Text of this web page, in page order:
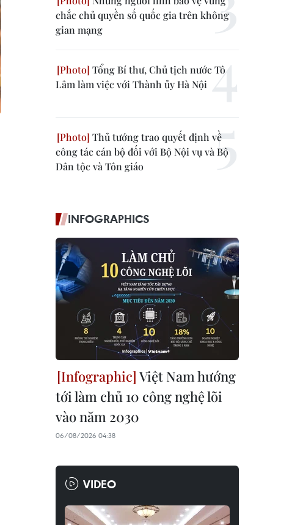
chắc chủ quyền số quốc gia trên không
gian mạng
Tổng Bí thư, Chủ tịch nước Tô
Lâm làm việc với Thành ủy Hà Nội
Thủ tướng trao quyết định về
công tác cán bộ đối với Bộ Nội vụ và Bộ
Dân tộc và Tôn giáo
INFOGRAPHICS
Việt Nam hướng
tới làm chủ 10 công nghệ lõi
vào năm 2030
06/08/2026 04:38
VIDEO